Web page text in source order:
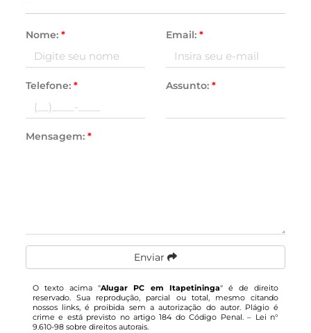
Nome: * Email: *
Telefone: * Assunto: *
Mensagem: *
Enviar
O texto acima "Alugar PC em Itapetininga" é de direito
reservado. Sua reprodução, parcial ou total, mesmo citando
nossos links, é proibida sem a autorização do autor. Plágio é
crime e está previsto no artigo 184 do Código Penal. – Lei n°
9.610-98 sobre direitos autorais.